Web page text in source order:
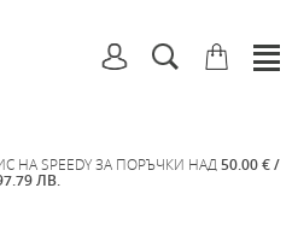
НА SPEEDY ЗА ПОРЪЧКИ НАД 50.00 € /
ЛВ.